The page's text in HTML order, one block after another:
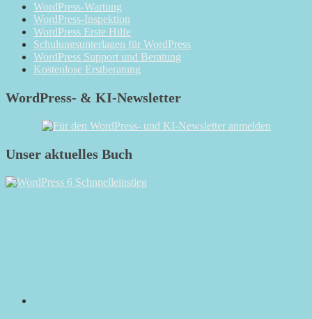
WordPress-Wartung
WordPress-Inspektion
WordPress Erste Hilfe
Schulungsunterlagen für WordPress
WordPress Support und Beratung
Kostenlose Erstberatung
WordPress- & KI-Newsletter
Unser aktuelles Buch